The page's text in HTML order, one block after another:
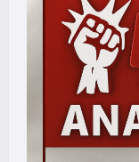
του
36!